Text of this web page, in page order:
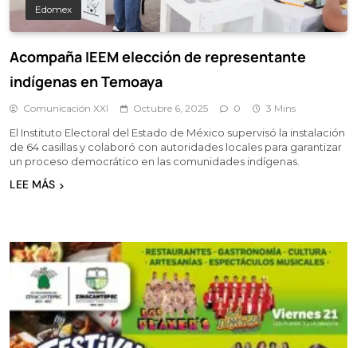
Edomex
Acompaña IEEM elección de representante
indígenas en Temoaya
Comunicación XXI Octubre 6, 2025 0 3 Mins
El Instituto Electoral del Estado de México supervisó la instalación
de 64 casillas y colaboró con autoridades locales para garantizar
un proceso democrático en las comunidades indígenas.
LEE MÁS